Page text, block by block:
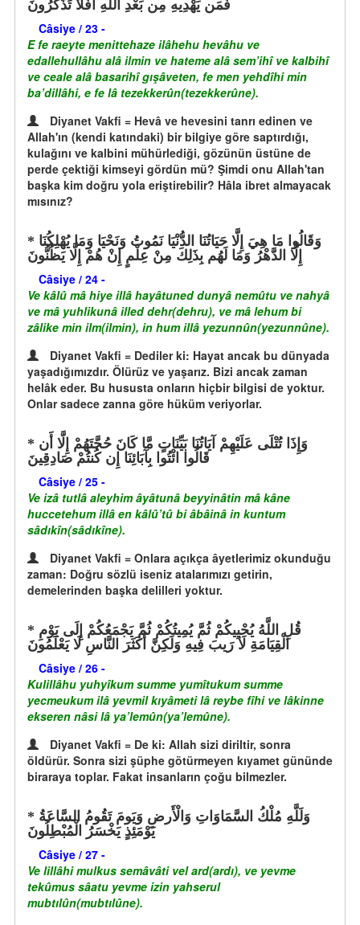
فَمَن يَهْدِيهِ مِن بَعْدِ اللَّهِ أَفَلَا تَذَكَّرُونَ
Câsiye / 23 -
E fe raeyte menittehaze ilâhehu hevâhu ve
edallehullâhu alâ ilmin ve hateme alâ sem’ihî ve kalbihî
ve ceale alâ basarihî gışâveten, fe men yehdîhi min
ba’dillâhi, e fe lâ tezekkerûn(tezekkerûne).
Diyanet Vakfi = Hevâ ve hevesini tanrı edinen ve
Allah'ın (kendi katındaki) bir bilgiye göre saptırdığı,
kulağını ve kalbini mühürlediği, gözünün üstüne de
perde çektiği kimseyi gördün mü? Şimdi onu Allah'tan
başka kim doğru yola eriştirebilir? Hâla ibret almayacak
mısınız?
إِلَّا الدَّهْرُ وَمَا لَهُم بِذَلِكَ مِنْ عِلْمٍ إِنْ هُمْ إِلَّا يَظُنُّونَ
Câsiye / 24 -
Ve kâlû mâ hiye illâ hayâtuned dunyâ nemûtu ve nahyâ
ve mâ yuhlikunâ illed dehr(dehru), ve mâ lehum bi
zâlike min ilm(ilmin), in hum illâ yezunnûn(yezunnûne).
Diyanet Vakfi = Dediler ki: Hayat ancak bu dünyada
yaşadığımızdır. Ölürüz ve yaşarız. Bizi ancak zaman
helâk eder. Bu hususta onların hiçbir bilgisi de yoktur.
Onlar sadece zanna göre hüküm veriyorlar.
قَالُوا ائْتُوا بِآبَائِنَا إِن كُنتُمْ صَادِقِينَ
Câsiye / 25 -
Ve izâ tutlâ aleyhim âyâtunâ beyyinâtin mâ kâne
huccetehum illâ en kâlû’tû bi âbâinâ in kuntum
sâdıkîn(sâdıkîne).
Diyanet Vakfi = Onlara açıkça âyetlerimiz okunduğu
zaman: Doğru sözlü iseniz atalarımızı getirin,
demelerinden başka delilleri yoktur.
الْقِيَامَةِ لَا رَيبَ فِيهِ وَلَكِنَّ أَكَثَرَ النَّاسِ لَا يَعْلَمُونَ
Câsiye / 26 -
Kulillâhu yuhyîkum summe yumîtukum summe
yecmeukum ilâ yevmil kıyâmeti lâ reybe fîhi ve lâkinne
ekseren nâsi lâ ya’lemûn(ya’lemûne).
Diyanet Vakfi = De ki: Allah sizi diriltir, sonra
öldürür. Sonra sizi şüphe götürmeyen kıyamet gününde
biraraya toplar. Fakat insanların çoğu bilmezler.
يَوْمَئِذٍ يَخْسَرُ الْمُبْطِلُونَ
Câsiye / 27 -
Ve lillâhi mulkus semâvâti vel ard(ardı), ve yevme
tekûmus sâatu yevme izin yahserul
mubtılûn(mubtılûne).